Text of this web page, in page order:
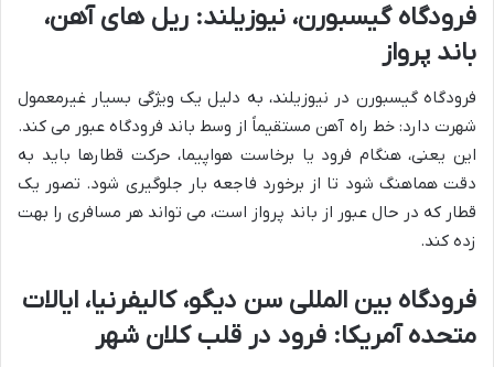
فرودگاه گیسبورن، نیوزیلند: ریل های آهن،
باند پرواز
فرودگاه گیسبورن در نیوزیلند، به دلیل یک ویژگی بسیار غیرمعمول
شهرت دارد: خط راه آهن مستقیماً از وسط باند فرودگاه عبور می کند.
این یعنی، هنگام فرود یا برخاست هواپیما، حرکت قطارها باید به
دقت هماهنگ شود تا از برخورد فاجعه بار جلوگیری شود. تصور یک
قطار که در حال عبور از باند پرواز است، می تواند هر مسافری را بهت
زده کند.
فرودگاه بین المللی سن دیگو، کالیفرنیا، ایالات
متحده آمریکا: فرود در قلب کلان شهر